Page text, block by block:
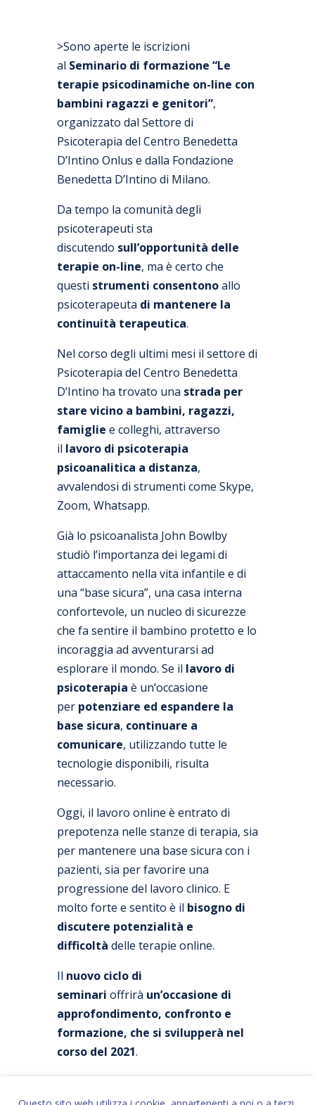
>Sono aperte le iscrizioni
al Seminario di formazione “Le
terapie psicodinamiche on-line con
bambini ragazzi e genitori”,
organizzato dal Settore di
Psicoterapia del Centro Benedetta
D’Intino Onlus e dalla Fondazione
Benedetta D’Intino di Milano.
Da tempo la comunità degli
psicoterapeuti sta
discutendo sull’opportunità delle
terapie on-line, ma è certo che
questi strumenti consentonoallo
psicoterapeuta di mantenere la
continuità terapeutica.
Nel corso degli ultimi mesi il settore di
Psicoterapia del Centro Benedetta
D’Intino ha trovato una strada per
stare vicino a bambini, ragazzi,
famiglie e colleghi, attraverso
il lavoro di psicoterapia
psicoanalitica a distanza,
avvalendosi di strumenti come Skype,
Zoom, Whatsapp.
Già lo psicoanalista John Bowlby
studiò l’importanza dei legami di
attaccamento nella vita infantile e di
una “base sicura”, una casa interna
confortevole, un nucleo di sicurezze
che fa sentire il bambino protetto e lo
incoraggia ad avventurarsi ad
esplorare il mondo. Se il lavoro di
psicoterapia è un’occasione
per potenziare ed espandere la
base sicura, continuare a
comunicare, utilizzando tutte le
tecnologie disponibili, risulta
necessario.
Oggi, il lavoro online è entrato di
prepotenza nelle stanze di terapia, sia
per mantenere una base sicura con i
pazienti, sia per favorire una
progressione del lavoro clinico. E
molto forte e sentito è il bisogno di
discutere potenzialità e
difficoltà delle terapie online.
Il nuovo ciclo di
seminari offrirà un’occasione di
approfondimento, confronto e
formazione, che si svilupperà nel
corso del 2021.
supervisione sulla psicoterapia